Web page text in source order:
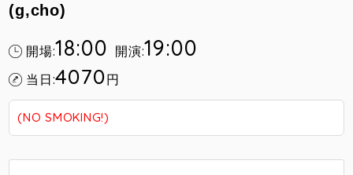
(g,cho)
開場:18:00 開演:19:00
当日:4070円
(NO SMOKING!)